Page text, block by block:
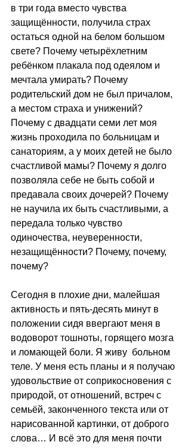
в три года вместо чувства
защищённости, получила страх
остаться одной на белом большом
свете? Почему четырёхлетним
ребёнком плакала под одеялом и
мечтала умирать? Почему
родительский дом не был причалом,
а местом страха и унижений?
Почему с двадцати семи лет моя
жизнь проходила по больницам и
санаториям, а у моих детей не было
счастливой мамы? Почему я долго
позволяла себе не быть собой и
предавала своих дочерей? Почему
не научила их быть счастливыми, а
передала только чувство
одиночества, неуверенности,
незащищённости? Почему, почему,
почему?
Сегодня в плохие дни, малейшая
активность и пять-десять минут в
положении сидя ввергают меня в
водоворот тошноты, горящего мозга
и ломающей боли. Я живу  больном
теле. У меня есть планы и я получаю
удовольствие от соприкосновения с
природой, от отношений, встреч с
семьёй, законченного текста или от
нарисованной картинки, от доброго
слова… И всё это для меня почти